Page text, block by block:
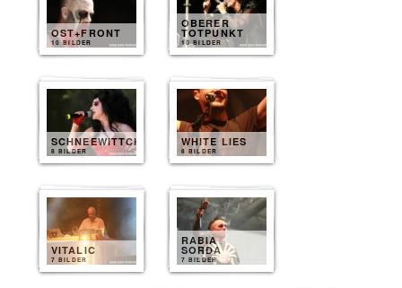
OST+FRONT
10 BILDER
OBERER
TOTPUNKT
10 BILDER
SCHNEEWITTCHEN
8 BILDER
WHITE LIES
8 BILDER
VITALIC
7 BILDER
RABIA
SORDA
7 BILDER